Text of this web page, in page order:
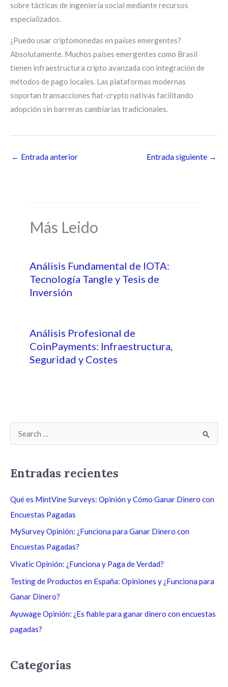
sobre tácticas de ingeniería social mediante recursos
especializados.
¿Puedo usar criptomonedas en países emergentes?
Absolutamente. Muchos países emergentes como Brasil
tienen infraestructura cripto avanzada con integración de
métodos de pago locales. Las plataformas modernas
soportan transacciones fiat-crypto nativas facilitando
adopción sin barreras cambiarias tradicionales.
← Entrada anterior Entrada siguiente →
Más Leido
Análisis Fundamental de IOTA:
Tecnología Tangle y Tesis de
Inversión
Análisis Profesional de
CoinPayments: Infraestructura,
Seguridad y Costes
a
r
p
o
Entradas recientes
Qué es MintVine Surveys: Opinión y Cómo Ganar Dinero con
Encuestas Pagadas
MySurvey Opinión: ¿Funciona para Ganar Dinero con
Encuestas Pagadas?
Vivatic Opinión: ¿Funciona y Paga de Verdad?
Testing de Productos en España: Opiniones y ¿Funciona para
Ganar Dinero?
Ayuwage Opinión: ¿Es fiable para ganar dinero con encuestas
pagadas?
Categorías